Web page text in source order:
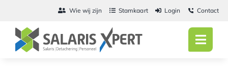
inhoud
Wie wij zijn Stamkaart Login Contact